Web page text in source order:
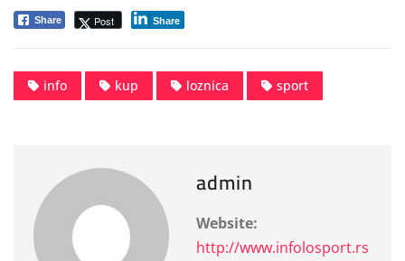
Share Post Share
info kup loznica sport
admin
Website:
http://www.infolosport.rs